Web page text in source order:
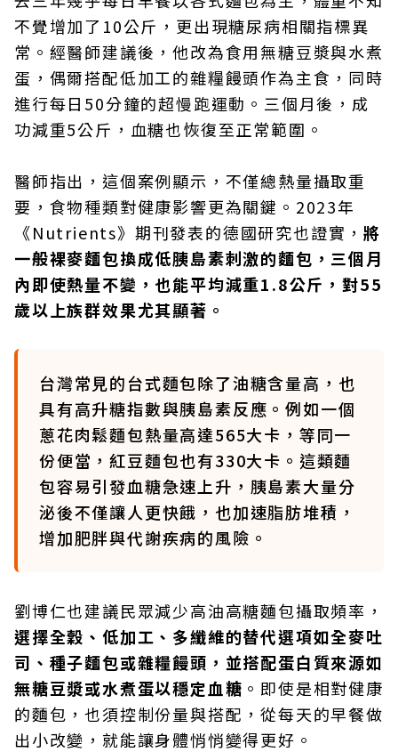
不覺增加了10公斤，更出現糖尿病相關指標異
常。經醫師建議後，他改為食用無糖豆漿與水煮
蛋，偶爾搭配低加工的雜糧饅頭作為主食，同時
進行每日50分鐘的超慢跑運動。三個月後，成
功減重5公斤，血糖也恢復至正常範圍。
醫師指出，這個案例顯示，不僅總熱量攝取重
要，食物種類對健康影響更為關鍵。2023年
《Nutrients》期刊發表的德國研究也證實，將
一般裸麥麵包換成低胰島素刺激的麵包，三個月
內即使熱量不變，也能平均減重1.8公斤，對55
歲以上族群效果尤其顯著。
台灣常見的台式麵包除了油糖含量高，也
具有高升糖指數與胰島素反應。例如一個
蔥花肉鬆麵包熱量高達565大卡，等同一
份便當，紅豆麵包也有330大卡。這類麵
包容易引發血糖急速上升，胰島素大量分
泌後不僅讓人更快餓，也加速脂肪堆積，
增加肥胖與代謝疾病的風險。
劉博仁也建議民眾減少高油高糖麵包攝取頻率，
選擇全穀、低加工、多纖維的替代選項如全麥吐
司、種子麵包或雜糧饅頭，並搭配蛋白質來源如
無糖豆漿或水煮蛋以穩定血糖 。即使是相對健康
的麵包，也須控制份量與搭配，從每天的早餐做
出小改變，就能讓身體悄悄變得更好。